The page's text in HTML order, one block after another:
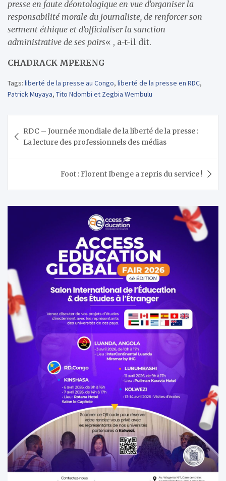
presse en faute déontologique en vue d’organiser la
responsabilité morale du journaliste, de renforcer son
serment éthique et d’officialiser la sanction
administrative de ses pairs« , a-t-il dit.
CHADRACK MPERENG
Tags: liberté de la presse au Congo, liberté de la presse en RDC,
Patrick Muyaya, Tito Ndombi et Zegbia Wembulu
de
l’article
RDC – Journée mondiale de la liberté de la presse :
La lecture des professionnels des médias
Foot : Florent Ibenge a repris du service !